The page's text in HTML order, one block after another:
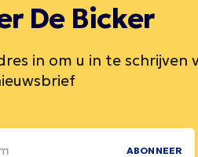
De Bicker
in om u in te schrijven
ABONNEER